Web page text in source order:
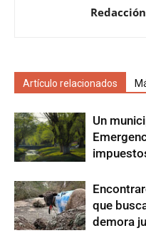
Artículo relacionados
Un
que
demora